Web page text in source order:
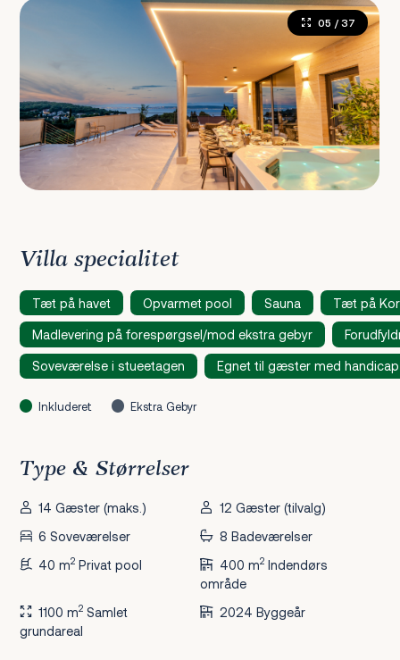
05 / 37
Villa specialitet
Tæt på havet Opvarmet pool Sauna Tæt på
Madlevering på forespørgsel/mod ekstra gebyr
Soveværelse i stueetagen Egnet til gæster med handicap
Inkluderet Ekstra Gebyr
Type & Størrelser
14 Gæster (maks.)
12 Gæster (tilvalg)
6 Soveværelser
8 Badeværelser
40 m2 Privat pool 400 m2Indendørs
område
1100 m2 Samlet
grundareal
2024 Byggeår